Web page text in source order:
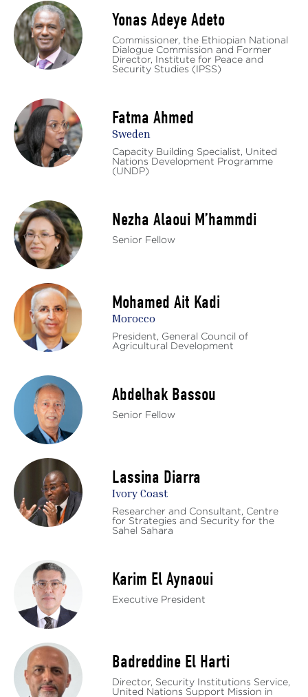
Yonas Adeye Adeto
Commissioner, the Ethiopian National
Dialogue Commission and Former
Director, Institute for Peace and
Security Studies (IPSS)
Fatma Ahmed
Sweden
Capacity Building Specialist, United
Nations Development Programme
(UNDP)
Nezha Alaoui M’hammdi
Senior Fellow
Mohamed Ait Kadi
Morocco
President, General Council of
Agricultural Development
Abdelhak Bassou
Senior Fellow
Lassina Diarra
Ivory Coast
Researcher and Consultant, Centre
for Strategies and Security for the
Sahel Sahara
Karim El Aynaoui
Executive President
Badreddine El Harti
Director, Security Institutions Service,
United Nations Support Mission in